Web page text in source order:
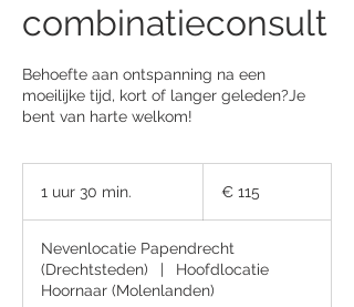
combinatieconsult
Behoefte aan ontspanning na een
moeilijke tijd, kort of langer geleden?Je
bent van harte welkom!
1 uur 30 min.
3
0
m
€ 115
Nevenlocatie Papendrecht
(Drechtsteden)
|
Hoofdlocatie
Hoornaar (Molenlanden)